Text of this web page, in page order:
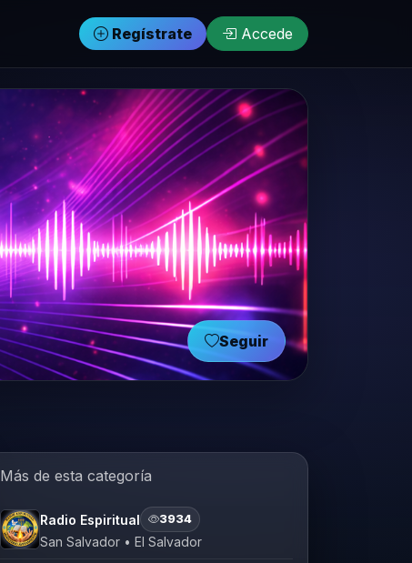
Regístrate Accede
Seguir
Más de esta categoría
Radio Espiritual 3934
San Salvador • El Salvador